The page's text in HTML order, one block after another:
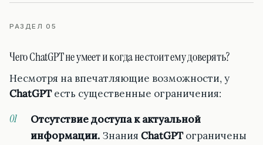
РАЗДЕЛ 05
Чего ChatGPT не умеет и когда не стоит ему доверять?
Несмотря на впечатляющие возможности, у
ChatGPTесть существенные ограничения:
Отсутствие доступа к актуальной
информации. Знания ChatGPTограничены